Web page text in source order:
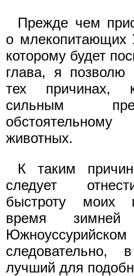
Прежде чем
о млекопитающих
которому будет
глава, я позволю
тех причинах,
сильным
животных.
К таким
следует
быстроту моих
время
лучший для